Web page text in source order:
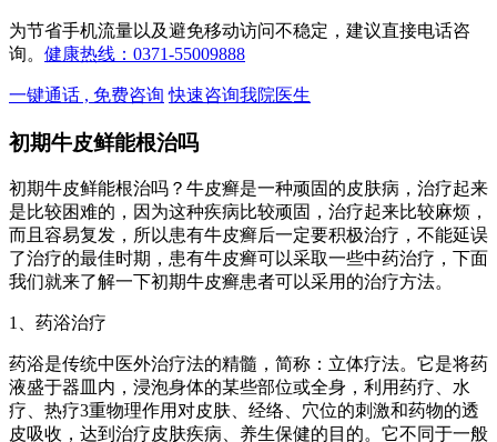
为节省手机流量以及避免移动访问不稳定，建议直接电话咨
询。 健康热线：0371-55009888
一键通话 , 免费咨询 快速咨询我院医生
初期牛皮鲜能根治吗
初期牛皮鲜能根治吗？牛皮癣是一种顽固的皮肤病，治疗起来
是比较困难的，因为这种疾病比较顽固，治疗起来比较麻烦，
而且容易复发，所以患有牛皮癣后一定要积极治疗，不能延误
了治疗的最佳时期，患有牛皮癣可以采取一些中药治疗，下面
我们就来了解一下初期牛皮癣患者可以采用的治疗方法。
1、药浴治疗
药浴是传统中医外治疗法的精髓，简称：立体疗法。它是将药
液盛于器皿内，浸泡身体的某些部位或全身，利用药疗、水
疗、热疗3重物理作用对皮肤、经络、穴位的刺激和药物的透
皮吸收，达到治疗皮肤疾病、养生保健的目的。它不同于一般